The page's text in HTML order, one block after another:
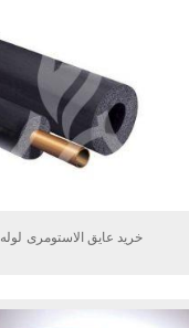
خرید عایق الاستومری لوله